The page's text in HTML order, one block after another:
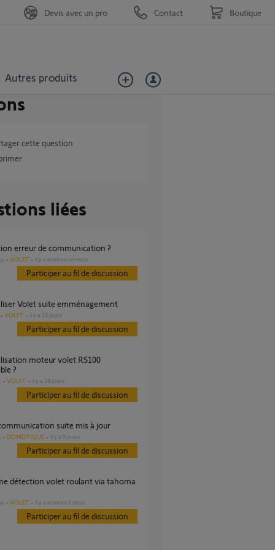
Autres produits
Devis avec un pro Contact Boutique
cette question
liées
erreur de communication ?
VOLET il y a environ un mois
Participer au fil de discussion
Volet suite emménagement
VOLET il y a 30 jours
Participer au fil de discussion
?
VOLET il y a 28 jours
Participer au fil de discussion
suite mis à jour
DOMOTIQUE il y a 9 jours
Participer au fil de discussion
VOLET il y a environ 2 mois
Participer au fil de discussion